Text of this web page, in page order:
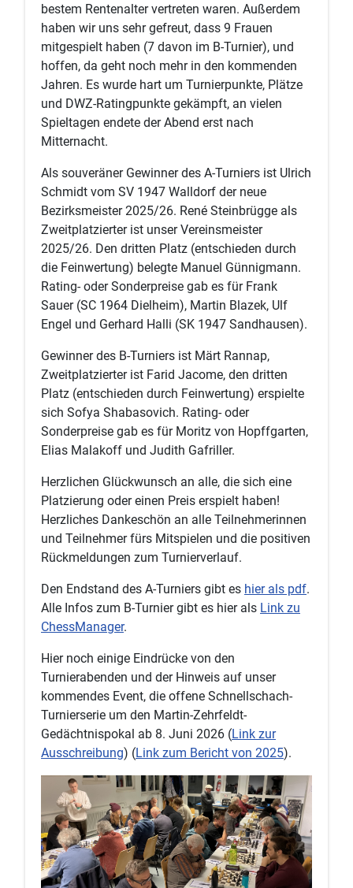
bestem Rentenalter vertreten waren. Außerdem
haben wir uns sehr gefreut, dass 9 Frauen
mitgespielt haben (7 davon im B-Turnier), und
hoffen, da geht noch mehr in den kommenden
Jahren. Es wurde hart um Turnierpunkte, Plätze
und DWZ-Ratingpunkte gekämpft, an vielen
Spieltagen endete der Abend erst nach
Mitternacht.
Als souveräner Gewinner des A-Turniers ist Ulrich
Schmidt vom SV 1947 Walldorf der neue
Bezirksmeister 2025/26. René Steinbrügge als
Zweitplatzierter ist unser Vereinsmeister
2025/26. Den dritten Platz (entschieden durch
die Feinwertung) belegte Manuel Günnigmann.
Rating- oder Sonderpreise gab es für Frank
Sauer (SC 1964 Dielheim), Martin Blazek, Ulf
Engel und Gerhard Halli (SK 1947 Sandhausen).
Gewinner des B-Turniers ist Märt Rannap,
Zweitplatzierter ist Farid Jacome, den dritten
Platz (entschieden durch Feinwertung) erspielte
sich Sofya Shabasovich. Rating- oder
Sonderpreise gab es für Moritz von Hopffgarten,
Elias Malakoff und Judith Gafriller.
Herzlichen Glückwunsch an alle, die sich eine
Platzierung oder einen Preis erspielt haben!
Herzliches Dankeschön an alle Teilnehmerinnen
und Teilnehmer fürs Mitspielen und die positiven
Rückmeldungen zum Turnierverlauf.
Den Endstand des A-Turniers gibt es hier als pdf.
Alle Infos zum B-Turnier gibt es hier als Link zu
ChessManager.
Hier noch einige Eindrücke von den
Turnierabenden und der Hinweis auf unser
kommendes Event, die offene Schnellschach-
Turnierserie um den Martin-Zehrfeldt-
Gedächtnispokal ab 8. Juni 2026 (Link zur
Ausschreibung) (Link zum Bericht von 2025).